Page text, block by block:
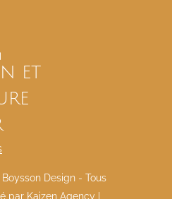
ET
Design - Tous
par Kaizen Agency